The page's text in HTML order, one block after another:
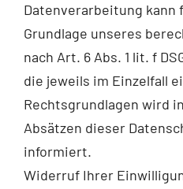
Datenverarbeitung kann
Grundlage unseres
nach Art. 6 Abs. 1 lit. f
die jeweils im Einzelfall
Rechtsgrundlagen wird
Absätzen dieser
informiert.
Widerruf Ihrer